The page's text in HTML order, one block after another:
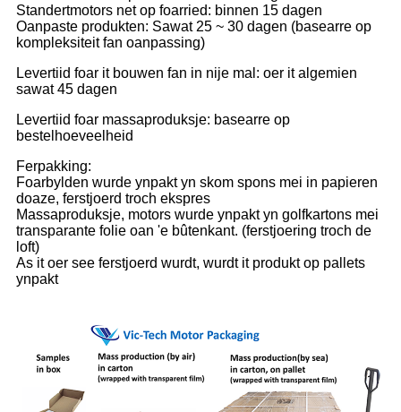
Standertmotors net op foarried: binnen 15 dagen
Oanpaste produkten: Sawat 25 ~ 30 dagen (basearre op
kompleksiteit fan oanpassing)
Levertiid foar it bouwen fan in nije mal: oer it algemien
sawat 45 dagen
Levertiid foar massaproduksje: basearre op
bestelhoeveelheid
Ferpakking:
Foarbylden wurde ynpakt yn skom spons mei in papieren
doaze, ferstjoerd troch ekspres
Massaproduksje, motors wurde ynpakt yn golfkartons mei
transparante folie oan 'e bûtenkant. (ferstjoering troch de
loft)
As it oer see ferstjoerd wurdt, wurdt it produkt op pallets
ynpakt